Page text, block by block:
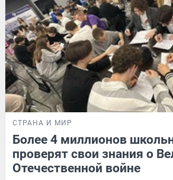
СТРАНА И МИР
Более 4 миллионов
проверят свои знания о
Отечественной войне